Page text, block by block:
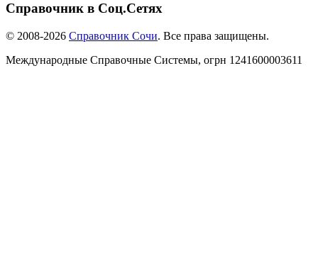
Справочник в Соц.Сетях
© 2008-2026 Справочник Сочи. Все права защищены.
Международные Справочные Системы, огрн 1241600003611